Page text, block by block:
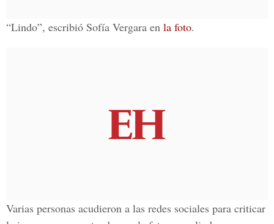
“Lindo”, escribió Sofía Vergara en la foto.
Varias personas acudieron a las redes sociales para criticar